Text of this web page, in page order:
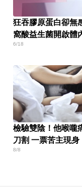
狂吞膠原蛋白卻無
窩酸益生菌開啟體
燈泡
6/18
檢驗雙陰！他喉嚨
刀割 一票苦主現身：咳3周
還沒好
8/8